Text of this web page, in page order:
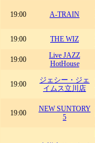
19:00 A-TRAIN
19:00 THE WIZ
19:00
Live JAZZ
HotHouse
19:00
ジェシー・ジェ
イムス立川店
19:00
NEW SUNTORY
5